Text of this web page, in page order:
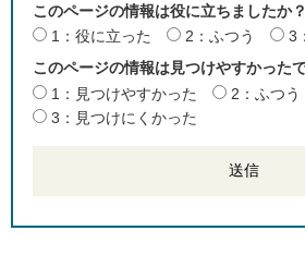
このページの情報は役に立ちましたか？
1：役に立った
2：ふつう
3
このページの情報は見つけやすかった
1：見つけやすかった
2：ふつう
3：見つけにくかった